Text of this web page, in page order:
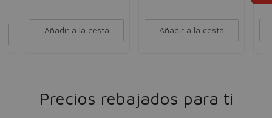
Añadir a la cesta Añadir a la cesta
Precios rebajados para ti